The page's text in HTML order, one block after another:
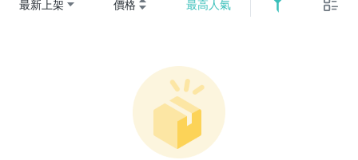
最新上架 價格 最高人氣